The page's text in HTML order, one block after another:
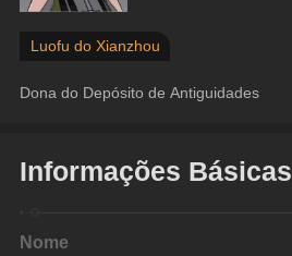
Luofu do Xianzhou
Dona do Depósito de Antiguidades
Informações Básicas
Nome